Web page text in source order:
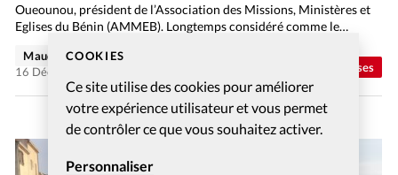
COOKIES
Ce site utilise des cookies pour améliorer
votre expérience utilisateur et vous permet
de contrôler ce que vous souhaitez activer.
Personnaliser
Eglises
Oueounou, président de l’Association des Missions, Ministères et
Eglises du Bénin (AMMEB). Longtemps considéré comme le
Maude Burkhalter
16 Déc 2025